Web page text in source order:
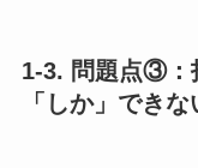
1-3. 問題点③：
「しか」でき